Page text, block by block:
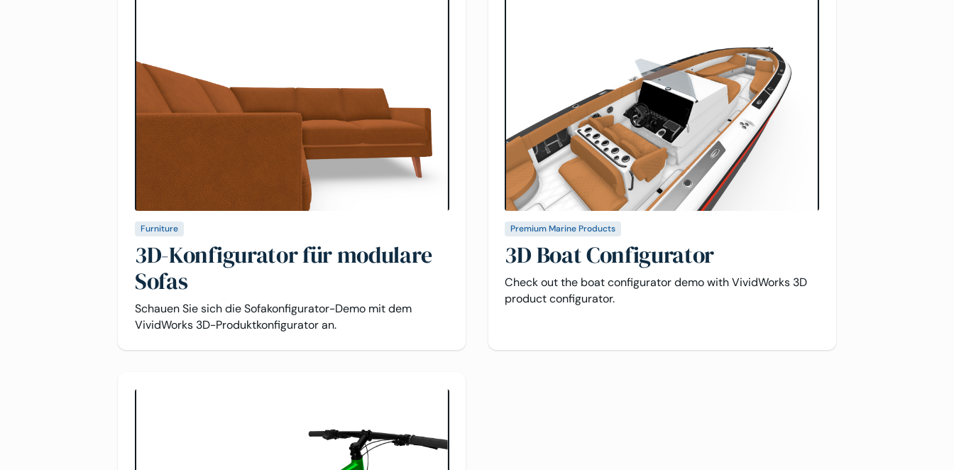
Furniture
3D-Konfigurator für modulare
Sofas
Schauen Sie sich die Sofakonfigurator-Demo mit dem
VividWorks 3D-Produktkonfigurator an.
Premium Marine Products
3D Boat Configurator
Check out the boat configurator demo with VividWorks 3D
product configurator.